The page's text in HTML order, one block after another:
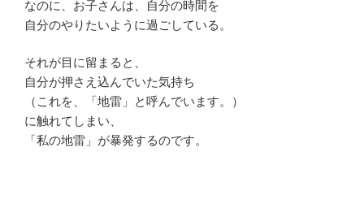
なのに、お子さんは、自分の時間を
自分のやりたいように過ごしている。
それが目に留まると、
自分が押さえ込んでいた気持ち
（これを、「地雷」と呼んでいます。）
に触れてしまい、
「私の地雷」が暴発するのです。